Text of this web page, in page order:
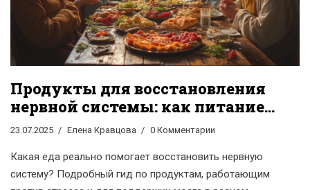
Продукты для восстановления
нервной системы: как питание
влияет на стресс и укрепляет
23.07.2025 Елена Кравцова 0 Комментарии
Какая еда реально помогает восстановить нервную
систему? Подробный гид по продуктам, работающим